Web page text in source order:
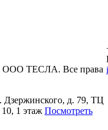
ООО ТЕСЛА. Все права
Дзержинского, д. 79, ТЦ
1 этаж Посмотреть